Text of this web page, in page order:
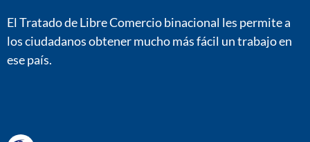
El Tratado de Libre Comercio binacional les permite a
los ciudadanos obtener mucho más fácil un trabajo en
ese país.